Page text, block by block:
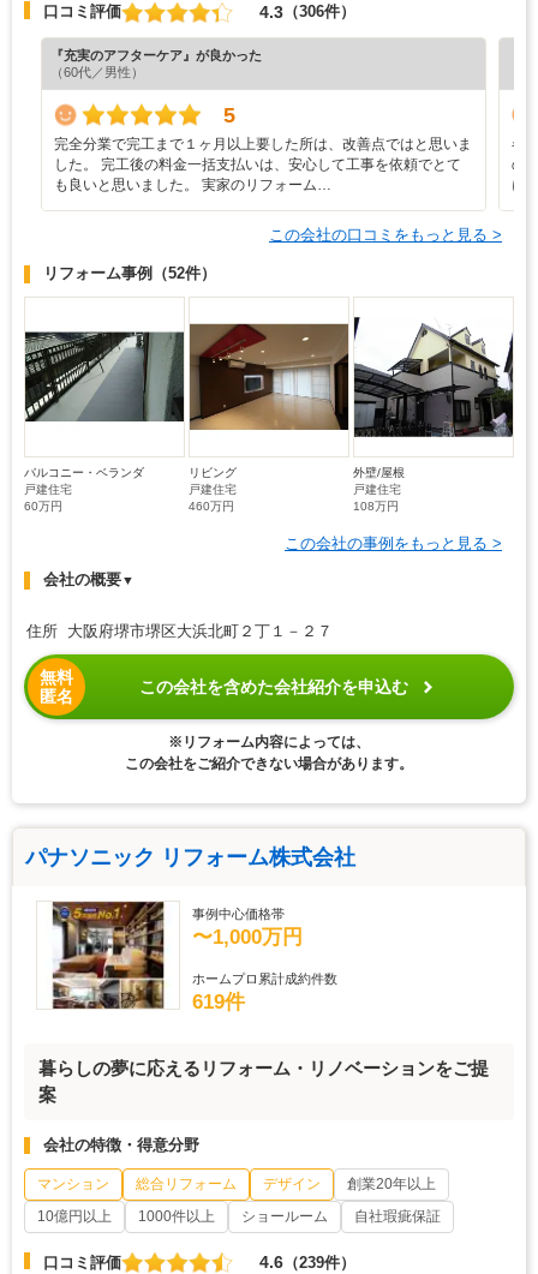
口コミ評価 4.3 （306件）
『充実のアフターケア』が良かった
（60代／男性）
5
完全分業で完工まで１ヶ月以上要した所は、改善点ではと思いま
した。 完工後の料金一括支払いは、安心して工事を依頼でとて
も良いと思いました。 実家のリフォーム…
各
の
に
この会社の口コミをもっと見る >
リフォーム事例 （52件）
バルコニー・ベランダ
戸建住宅
60万円
リビング
戸建住宅
460万円
外壁/屋根
戸建住宅
108万円
この会社の事例をもっと見る >
会社の概要▼
住所 大阪府堺市堺区大浜北町２丁１－２７
無料
匿名
この会社を含めた会社紹介を申込む
※リフォーム内容によっては、
この会社をご紹介できない場合があります。
パナソニック リフォーム株式会社
事例中心価格帯
〜1,000万円
ホームプロ累計成約件数
619件
暮らしの夢に応えるリフォーム・リノベーションをご提
案
会社の特徴・得意分野
マンション 総合リフォーム デザイン
創業20年以上
10億円以上
1000件以上 ショールーム 自社瑕疵保証
口コミ評価 4.6 （239件）